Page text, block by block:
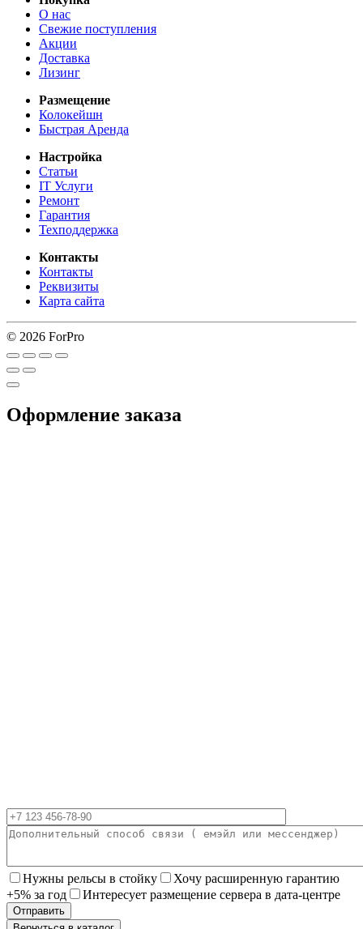
О нас
Свежие поступления
Акции
Доставка
Лизинг
Размещение
Колокейшн
Быстрая Аренда
Настройка
Статьи
IT Услуги
Ремонт
Гарантия
Техподдержка
Контакты
Контакты
Реквизиты
Карта сайта
© 2026 ForPro
Оформление заказа
Нужны рельсы в стойку
Хочу расширенную гарантию
+5% за год
Интересует размещение сервера в дата-центре